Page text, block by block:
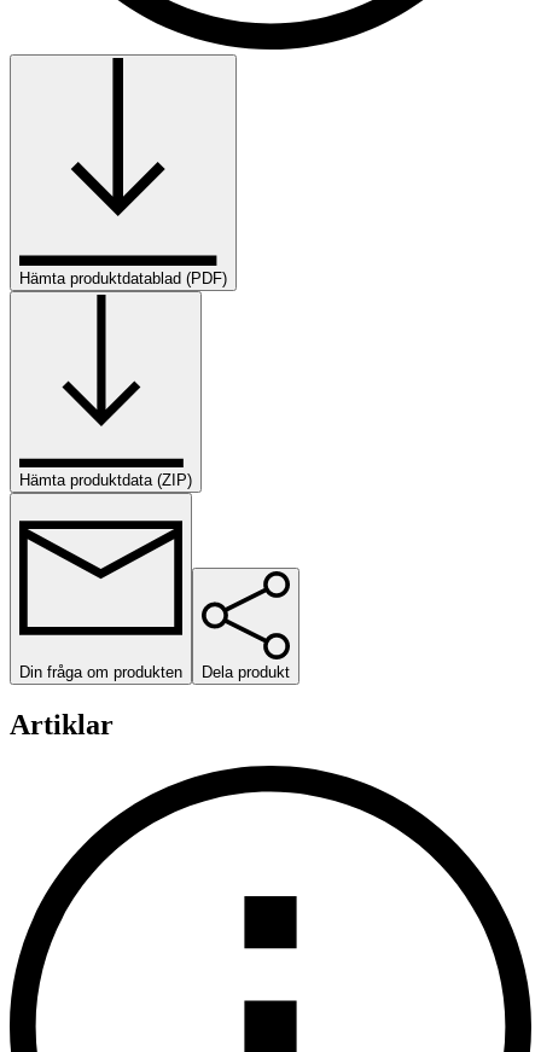
Hämta produktdatablad (PDF)
Hämta produktdata (ZIP)
Din fråga om produkten Dela produkt
Artiklar